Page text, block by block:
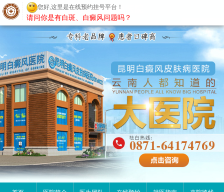
昆明白癜风医院
您好,这里是在线预约挂号平台！
请问你是有白斑、白癜风问题吗？